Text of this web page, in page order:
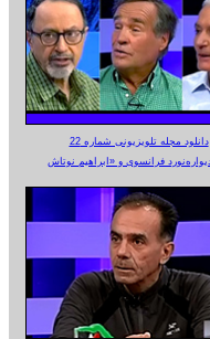
دانلود مجله تلویزیونی شماره 22